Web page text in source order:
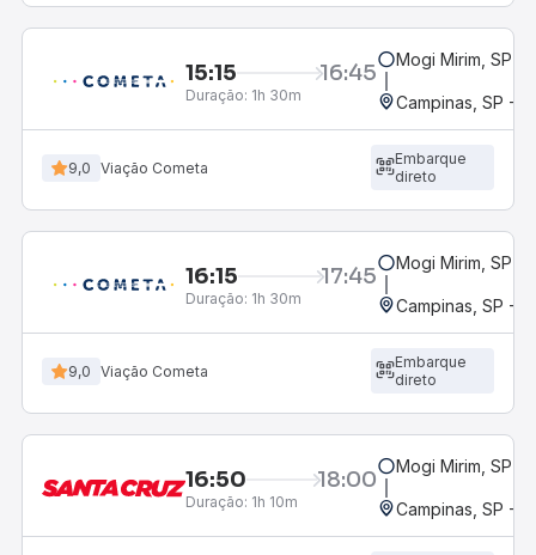
15:15 16:45
Duração: 1h 30m
Mogi Mirim, SP
Campinas, SP -
9,0 Viação Cometa
Embarque
direto
16:15 17:45
Duração: 1h 30m
Mogi Mirim, SP
Campinas, SP -
9,0 Viação Cometa
Embarque
direto
16:50 18:00
Duração: 1h 10m
Mogi Mirim, SP
Campinas, SP -